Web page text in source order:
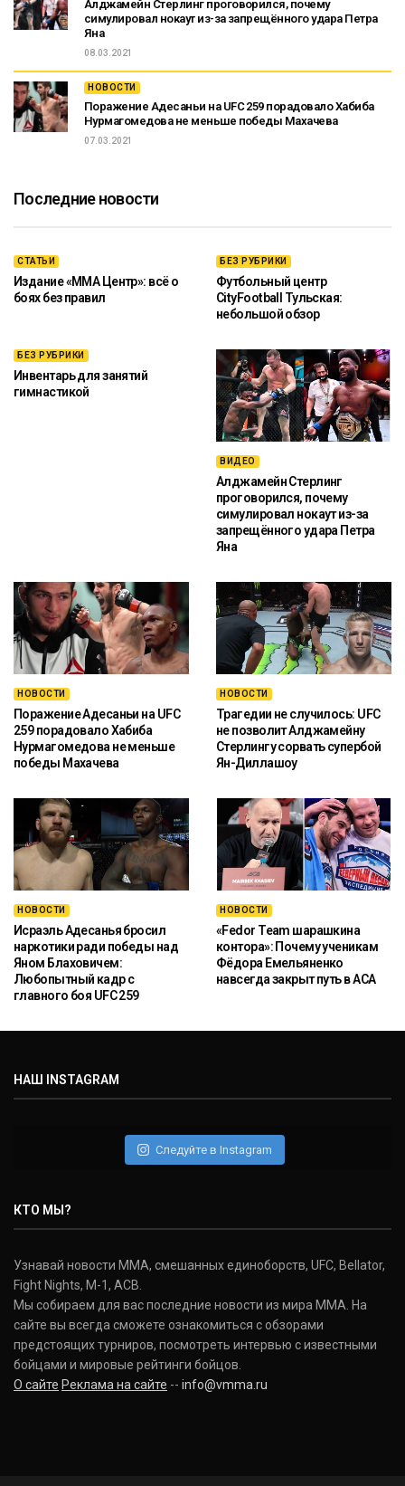
Алджамейн Стерлинг проговорился, почему
симулировал нокаут из-за запрещённого удара Петра
Яна
08.03.2021
НОВОСТИ
Поражение Адесаньи на UFC 259 порадовало Хабиба
Нурмагомедова не меньше победы Махачева
07.03.2021
Последние новости
СТАТЬИ
Издание «ММА Центр»: всё о
боях без правил
БЕЗ РУБРИКИ
Футбольный центр
CityFootball Тульская:
небольшой обзор
БЕЗ РУБРИКИ
Инвентарь для занятий
гимнастикой
ВИДЕО
Алджамейн Стерлинг
проговорился, почему
симулировал нокаут из-за
запрещённого удара Петра
Яна
НОВОСТИ
Поражение Адесаньи на UFC
259 порадовало Хабиба
Нурмагомедова не меньше
победы Махачева
НОВОСТИ
Трагедии не случилось: UFC
не позволит Алджамейну
Стерлингу сорвать супербой
Ян-Диллашоу
НОВОСТИ
Исраэль Адесанья бросил
наркотики ради победы над
Яном Блаховичем:
Любопытный кадр с
главного боя UFC 259
НОВОСТИ
«Fedor Team шарашкина
контора»: Почему ученикам
Фёдора Емельяненко
навсегда закрыт путь в ACA
НАШ INSTAGRAM
Следуйте в Instagram
КТО МЫ?
Узнавай новости ММА, смешанных единоборств, UFC, Bellator,
Fight Nights, M-1, ACB.
Мы собираем для вас последние новости из мира ММА. На
сайте вы всегда сможете ознакомиться с обзорами
предстоящих турниров, посмотреть интервью с известными
бойцами и мировые рейтинги бойцов.
О сайте Реклама на сайте -- info@vmma.ru